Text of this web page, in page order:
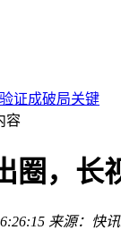
感成新篇
升温助力具身智
办公新纪元
证成破局关键
转与增长新篇
成检验真章核心
Reality Labs亏损
松骗过系统审核
容
圈，长
来源：快讯